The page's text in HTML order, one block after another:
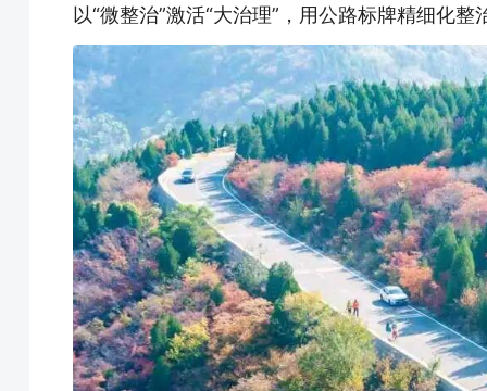
以“微整治”激活“大治理”，用公路标牌精细化